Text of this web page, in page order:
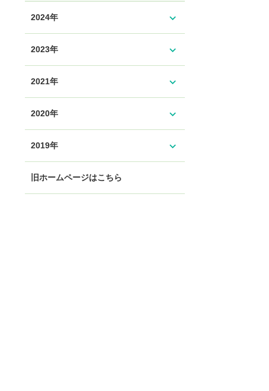
2024年 expand_more
2023年 expand_more
2021年 expand_more
2020年 expand_more
2019年 expand_more
旧ホームページはこちら